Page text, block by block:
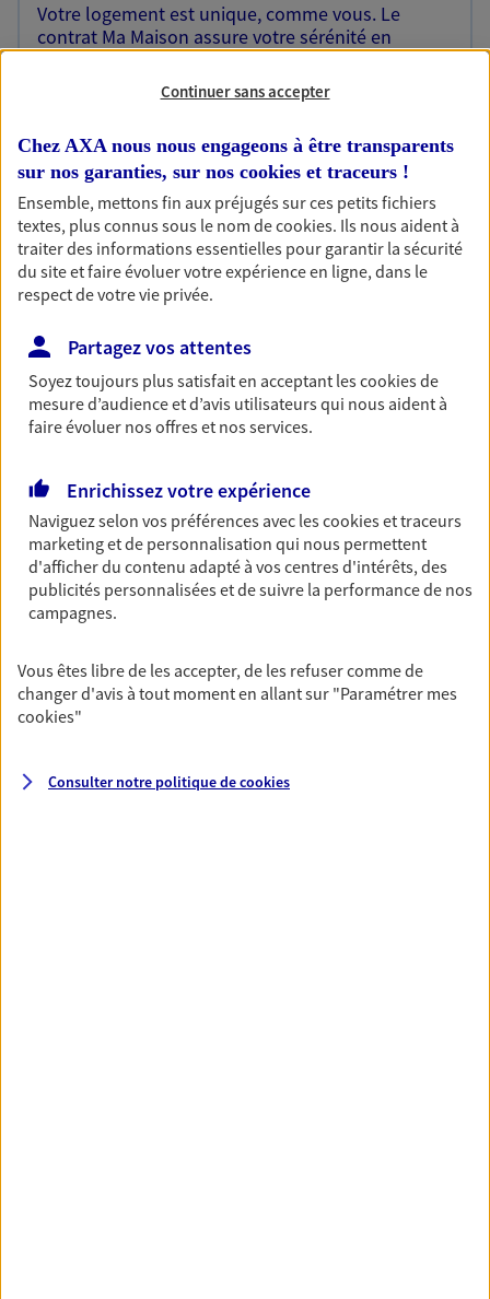
Votre logement est unique, comme vous. Le
contrat Ma Maison assure votre sérénité en
protégeant ce qui vous tient à coeur.
Découvrir l'offre Habitation
OBTENIR UN TARIF EN LIGNE
Garantie Accidents de la Vie
Bricoleuse, féru de jardinage, pâtissier en herbe
ou grande lectrice… personne n'est à l'abri d'un
accident du quotidien. Avec Ma Protection
Accident, protégez votre qualité de vie et vos
revenus.
Découvrir l'offre Garantie Accidents de la Vie
OBTENIR UN TARIF EN LIGNE
Multirisque Entreprise
Gagnez en simplicité et en sérénité avec votre
assurance multirisque entreprise. Un contrat
unique pour protéger vos locaux, matériels pro,
équipements et stocks… sans oublier votre
Découvrir l'offre Multirisque Entreprise
Continuer sans accepter
Chez AXA nous nous engageons à être transparents
sur nos garanties, sur nos cookies et traceurs !
Ensemble, mettons fin aux préjugés sur ces petits fichiers
textes, plus connus sous le nom decookies. Ils nous aident à
traiter des informations essentielles pour garantir la sécurité
du site et faire évoluer votre expérience en ligne, dans le
respect de votre vie privée.
Partagez vos attentes
Soyez toujours plus satisfait en acceptant lescookiesde
mesure d’audience et d’avis utilisateurs qui nous aident à
faire évoluer nos offres et nos services.
Enrichissez votre expérience
Naviguez selon vos préférences avec lescookies et traceurs
marketing et de personnalisation qui nous permettent
d'afficher du contenu adapté à vos centres d'intérêts, des
publicités personnalisées et de suivre la performance de nos
campagnes.
Vous êtes libre de les accepter, de les refuser comme de
changer d'avis à tout moment en allant sur "Paramétrer mes
cookies"
Consulter notre politique decookies